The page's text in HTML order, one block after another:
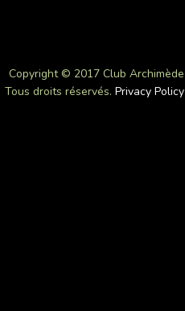
Copyright © 2017 Club Archimède
Tous droits réservés. Privacy Policy